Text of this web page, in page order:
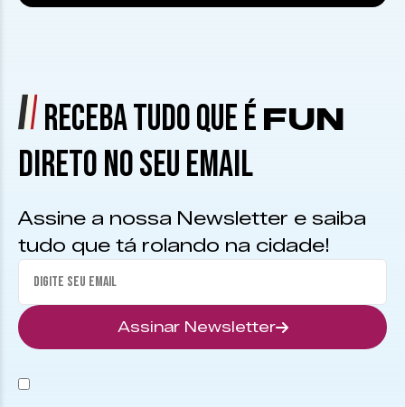
RECEBA TUDO QUE É FUN
DIRETO NO SEU EMAIL
Assine a nossa Newsletter e saiba
tudo que tá rolando na cidade!
Assinar Newsletter